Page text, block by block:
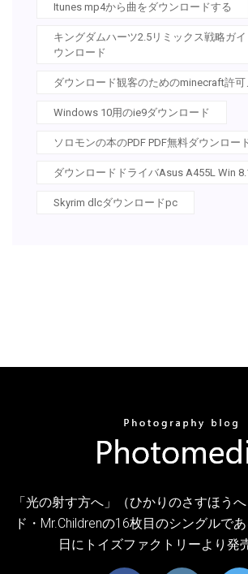
Itunes mp4から曲をダウンロードする
キングダムハーツ2.5リミックス戦略ガ
ウンロード
ダウンロード観客のためのminecraft許可
Windows 10用のie9ダウンロード
ソロモンの本のPDF PDF無料ダウンロー
ダウンロードドライバAsus A455L Win
Skyrim dlcダウンロードpc
「光の射す方へ」（ひかりのさすほう
ド・Mr.Childrenの16枚目のシングルで
日にトイズファクトリーより発